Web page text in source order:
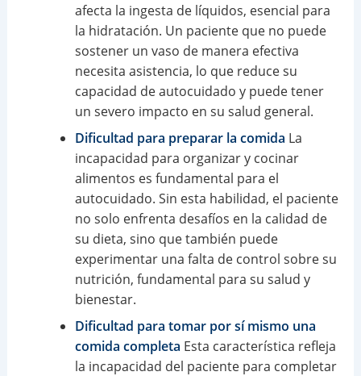
afecta la ingesta de líquidos, esencial para
la hidratación. Un paciente que no puede
sostener un vaso de manera efectiva
necesita asistencia, lo que reduce su
capacidad de autocuidado y puede tener
un severo impacto en su salud general.
Dificultad para preparar la comida La
incapacidad para organizar y cocinar
alimentos es fundamental para el
autocuidado. Sin esta habilidad, el paciente
no solo enfrenta desafíos en la calidad de
su dieta, sino que también puede
experimentar una falta de control sobre su
nutrición, fundamental para su salud y
bienestar.
Dificultad para tomar por sí mismo una
comida completa Esta característica refleja
la incapacidad del paciente para completar